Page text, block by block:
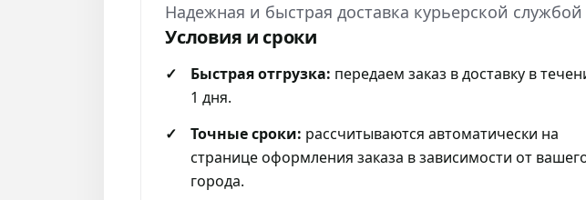
Надежная и быстрая доставка курьерской
Условия и сроки
Быстрая отгрузка: передаем заказ в доставку в
1 дня.
Точные сроки: рассчитываются автоматически на
странице оформления заказа в зависимости от
города.